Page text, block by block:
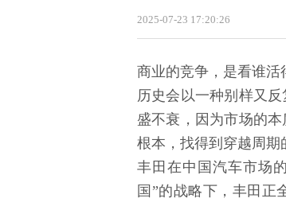
2025-07-23 17:20:26
商业的竞争，是看谁活
历史会以一种别样又
盛不衰，因为市场的
根本，找得到穿越周期
丰田在中国汽车市场
国”的战略下，丰田正